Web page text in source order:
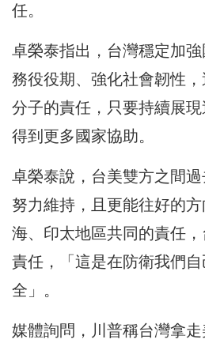
任。
卓榮泰指出，台灣穩定加
務役役期、強化社會韌性
分子的責任，只要持續展
得到更多國家協助。
卓榮泰說，台美雙方之間
努力維持，且更能往好的
海、印太地區共同的責任
責任，「這是在防衛我們
全」。
媒體詢問，川普稱台灣拿